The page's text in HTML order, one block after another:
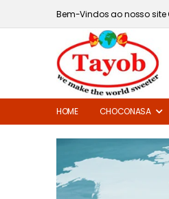
Bem-Vindos ao nosso site
HOME CHOCONASA